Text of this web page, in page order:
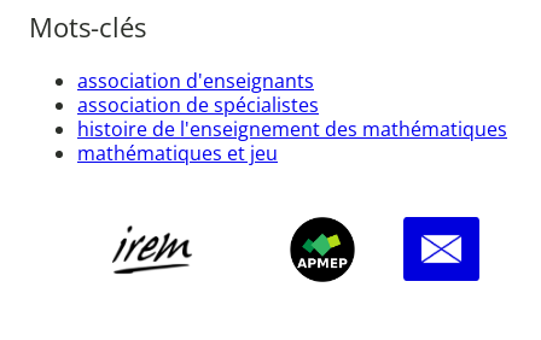
Mots-clés
association d'enseignants
association de spécialistes
histoire de l'enseignement des mathématiques
mathématiques et jeu